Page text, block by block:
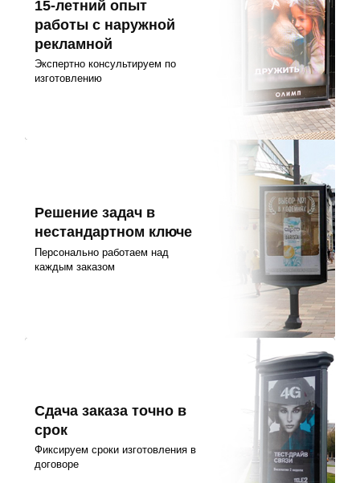
15-летний опыт
работы с наружной
рекламной
Экспертно консультируем по
изготовлению
Решение задач в
нестандартном ключе
Персонально работаем над
каждым заказом
Сдача заказа точно в
срок
Фиксируем сроки изготовления в
договоре